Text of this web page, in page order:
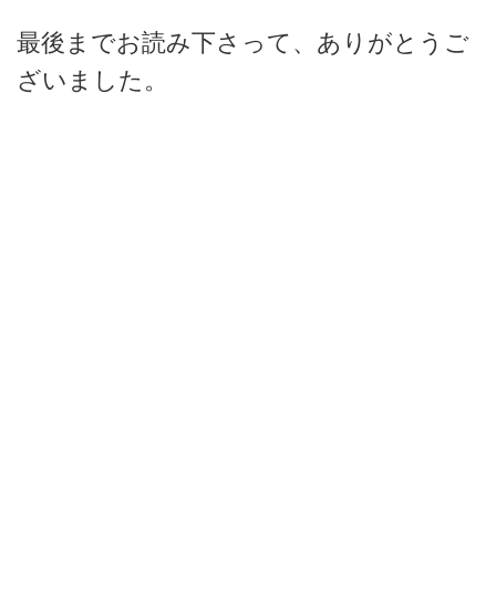
最後までお読み下さって、ありがとうご
ざいました。